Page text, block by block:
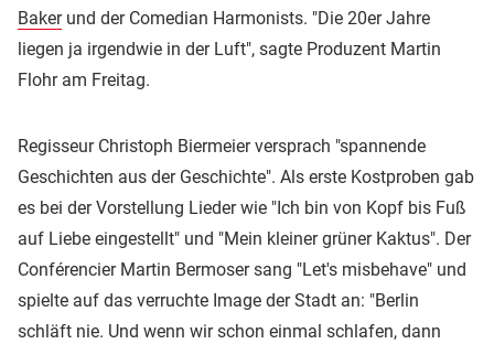
Bakerund der Comedian Harmonists. "Die 20er Jahre
liegen ja irgendwie in der Luft", sagte Produzent Martin
Flohr am Freitag.
Regisseur Christoph Biermeier versprach "spannende
Geschichten aus der Geschichte". Als erste Kostproben gab
es bei der Vorstellung Lieder wie "Ich bin von Kopf bis Fuß
auf Liebe eingestellt" und "Mein kleiner grüner Kaktus". Der
Conférencier Martin Bermoser sang "Let's misbehave" und
spielte auf das verruchte Image der Stadt an: "Berlin
schläft nie. Und wenn wir schon einmal schlafen, dann